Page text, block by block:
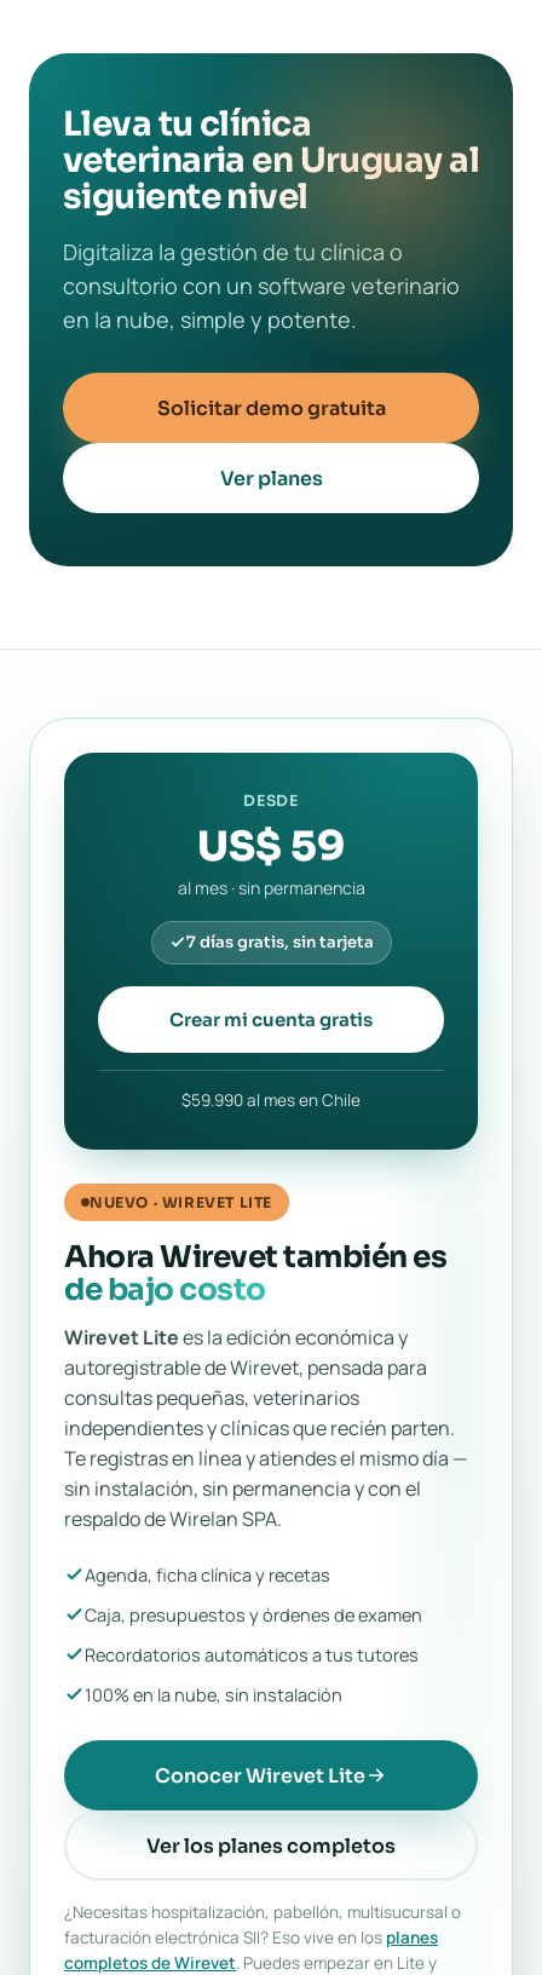
Lleva tu clínica
veterinaria en Uruguay al
siguiente nivel
Digitaliza la gestión de tu clínica o
consultorio con un software veterinario
en la nube, simple y potente.
Solicitar demo gratuita
Ver planes
NUEVO · WIREVET LITE
Ahora Wirevet también es
de bajo costo
Wirevet Litees la edición económica y
autoregistrable de Wirevet, pensada para
consultas pequeñas, veterinarios
independientes y clínicas que recién parten.
Te registras en línea y atiendes el mismo día —
sin instalación, sin permanencia y con el
respaldo de Wirelan SPA.
Agenda, ficha clínica y recetas
Caja, presupuestos y órdenes de examen
Recordatorios automáticos a tus tutores
100% en la nube, sin instalación
Conocer Wirevet Lite
Ver los planes completos
¿Necesitas hospitalización, pabellón, multisucursal o
facturación electrónica SII? Eso vive en los planes
completos de Wirevet. Puedes empezar en Lite y
DESDE
US$ 59
al mes · sin permanencia
7 días gratis, sin tarjeta
Crear mi cuenta gratis
$59.990 al mes en Chile